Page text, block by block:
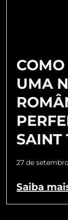
UMA
SAINT
27 de
Saiba